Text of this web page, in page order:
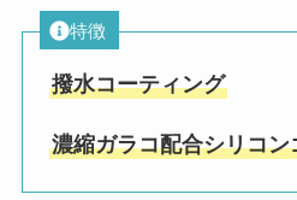
特徴
撥水コーティング
濃縮ガラコ配合シリコン